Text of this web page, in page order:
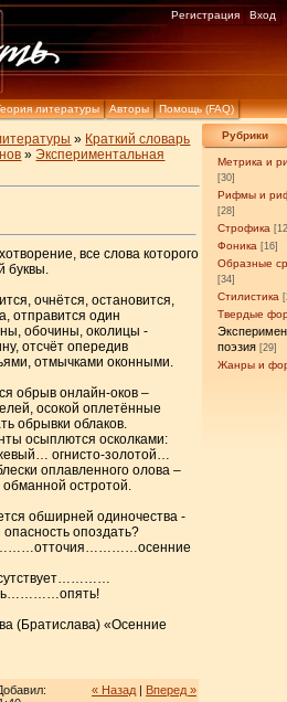
литературы Авторы Помощь (FAQ)
Регистрация Вход
Рубрики
Метрика и
[30]
Рифмы и
[28]
Строфика
Фоника [16]
Образные
[34]
Стилистика
Твердые
поэзия [29]
Жанры и
» Краткий словарь
»Экспериментальная
все слова которого
буквы.
очнётся, остановится,
отправится один
обочины, околицы -
отсчёт опередив
отмычками оконными.
обрыв онлайн-оков –
осокой оплетённые
обрывки облаков.
осыплются осколками:
огнисто-золотой…
оплавленного олова –
остротой.
обширней одиночества -
опоздать?
(Братислава) «Осенние
« Назад | Вперед »